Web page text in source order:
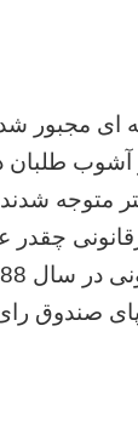
مجبور
طلبان
متوجه
چقدر
متوجه می شوند.
صندوق